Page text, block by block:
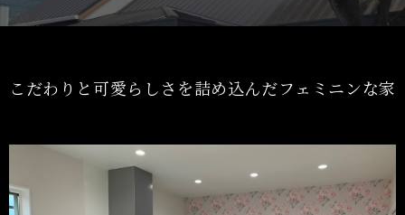
こだわりと可愛らしさを詰め込んだフェミニンな家